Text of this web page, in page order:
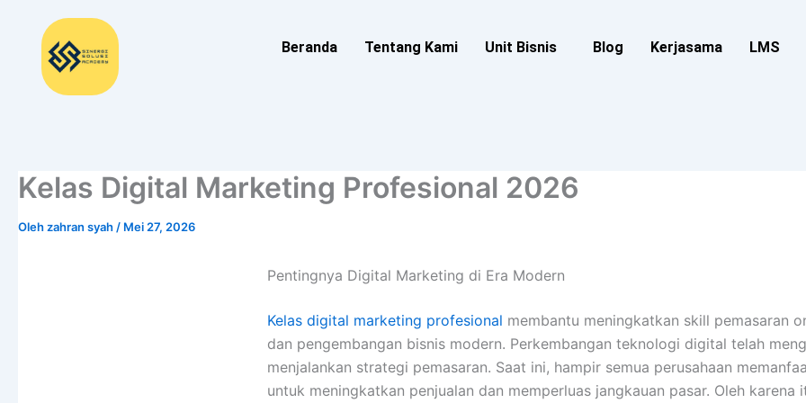
Beranda Tentang Kami Unit Bisnis Blog Kerjasama LMS
Kelas Digital Marketing Profesional 2026
Olehzahran syah/ Mei 27, 2026
Pentingnya Digital Marketing di Era Modern
Kelas digital marketing profesional membantu meningkatkan skill pemasaran
dan pengembangan bisnis modern. Perkembangan teknologi digital telah
menjalankan strategi pemasaran. Saat ini, hampir semua perusahaan
untuk meningkatkan penjualan dan memperluas jangkauan pasar. Oleh karena